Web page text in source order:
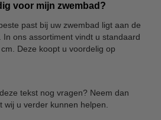
voor mijn zwembad?
past bij uw zwembad ligt aan de
In ons assortiment vindt u standaard
Deze koopt u voordelig op
tekst nog vragen? Neem dan
wij u verder kunnen helpen.